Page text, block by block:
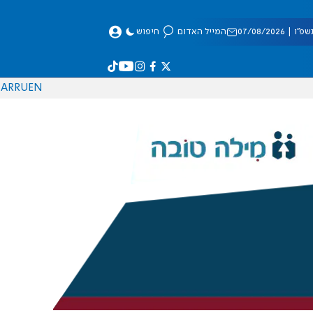
08/2026 המייל האדום חיפוש
EN
RU
AR